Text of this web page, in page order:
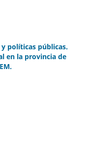
y políticas públicas.
en la provincia de